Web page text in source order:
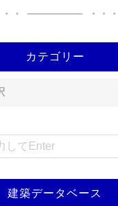
カテゴリー
建築データベース